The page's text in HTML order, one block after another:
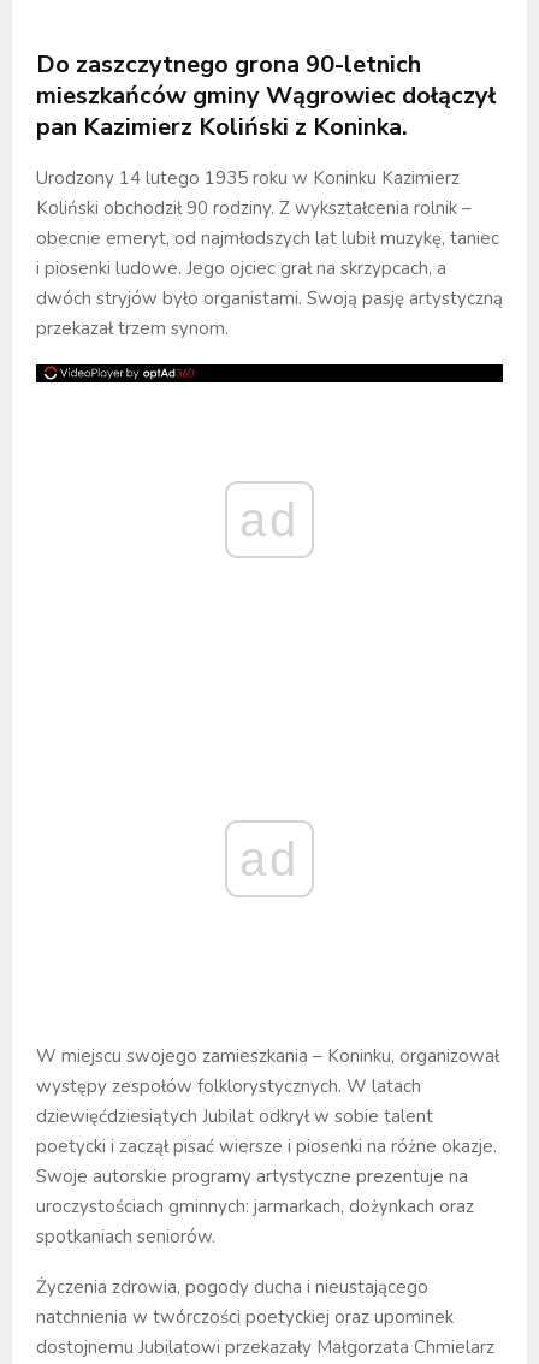
Do zaszczytnego grona 90-letnich
mieszkańców gminy Wągrowiec dołączył
pan Kazimierz Koliński z Koninka.
Urodzony 14 lutego 1935 roku w Koninku Kazimierz
Koliński obchodził 90 rodziny. Z wykształcenia rolnik –
obecnie emeryt, od najmłodszych lat lubił muzykę, taniec
i piosenki ludowe. Jego ojciec grał na skrzypcach, a
dwóch stryjów było organistami. Swoją pasję artystyczną
przekazał trzem synom.
ad
ad
W miejscu swojego zamieszkania – Koninku, organizował
występy zespołów folklorystycznych. W latach
dziewięćdziesiątych Jubilat odkrył w sobie talent
poetycki i zaczął pisać wiersze i piosenki na różne okazje.
Swoje autorskie programy artystyczne prezentuje na
uroczystościach gminnych: jarmarkach, dożynkach oraz
spotkaniach seniorów.
Życzenia zdrowia, pogody ducha i nieustającego
natchnienia w twórczości poetyckiej oraz upominek
dostojnemu Jubilatowi przekazały Małgorzata Chmielarz